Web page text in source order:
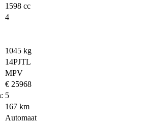
1598 cc
4
1045 kg
14PJTL
MPV
€ 25968
5
167 km
Automaat